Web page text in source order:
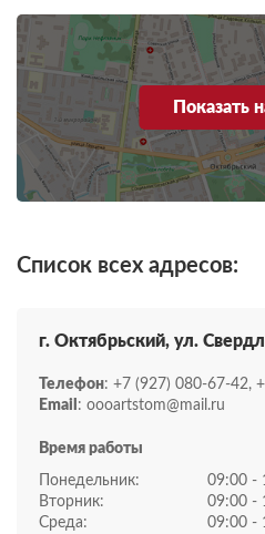
Показать
Список всех адресов:
г. Октябрьский, ул.
Телефон: +7 (927) 080-67-42,
Email : oooartstom@mail.ru
Время работы
Понедельник:
09:00 -
Вторник:
09:00 -
Среда:
09:00 -